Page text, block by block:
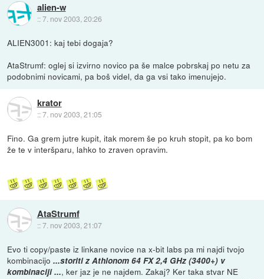
alien-w
::7. nov 2003, 20:26
ALIEN3001: kaj tebi dogaja?
AtaStrumf: oglej si izvirno novico pa še malce pobrskaj po netu za
podobnimi novicami, pa boš videl, da ga vsi tako imenujejo.
krator
::7. nov 2003, 21:05
Fino. Ga grem jutre kupit, itak morem še po kruh stopit, pa ko bom
že te v interšparu, lahko to zraven opravim.
AtaStrumf
::7. nov 2003, 21:07
Evo ti copy/paste iz linkane novice na x-bit labs pa mi najdi tvojo
kombinacijo...storiti z Athlonom 64 FX 2,4 GHz (3400+) v
kombinaciji ..., ker jaz je ne najdem. Zakaj? Ker taka stvar NE